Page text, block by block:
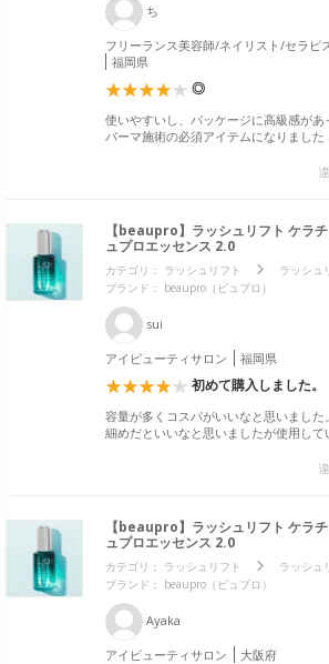
ち
フリーランス美容師/ネイリスト/セラピ
福岡県
◎
使いやすいし、パッケージに高級感が
パーマ施術の必須アイテムになりました
【beaupro】ラッシュリフト ケラ
ュプロエッセンス 2.0
カテゴリ： ラッシュリフト
ラッシュ
ブランド： beaupro（ビュプロ）
sui
アイビューティサロン 福岡県
初めて購入しました。
容量が多くコスパがいいなと思いまし
細めだといいなと思いましたが使用して
【beaupro】ラッシュリフト ケラ
ュプロエッセンス 2.0
カテゴリ： ラッシュリフト
ラッシュ
ブランド： beaupro（ビュプロ）
Ayaka
アイビューティサロン 大阪府